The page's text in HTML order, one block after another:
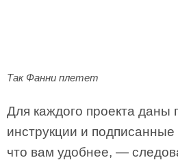
Так Фанни плетет
Для каждого проекта даны
инструкции и
что вам удобнее, —